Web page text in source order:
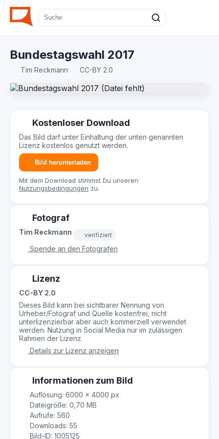
Bundestagswahl 2017
Tim Reckmann· CC-BY 2.0
Kostenloser Download
Das Bild darf unter Einhaltung der unten genannten
Lizenz kostenlos genutzt werden.
Bild herunterladen
Mit dem Download stimmst Du unseren
Nutzungsbedingungen zu.
Fotograf
Tim Reckmann verifiziert
Spende an den Fotografen
Lizenz
CC-BY 2.0
Dieses Bild kann bei sichtbarer Nennung von
Urheber/Fotograf und Quelle kostenfrei, nicht
unterlizenzierbar aber auch kommerziell verwendet
werden. Nutzung in Social Media nur im zulässigen
Rahmen der Lizenz.
Details zur Lizenz anzeigen
Informationen zum Bild
Auflösung: 6000 × 4000 px
Dateigröße: 0,70 MB
Aufrufe: 560
Downloads: 55
Bild-ID: 1005125